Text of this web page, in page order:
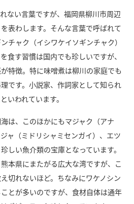
ない言葉ですが、福岡県柳川市周辺
表わします。そんな言葉で呼ばれて
チャク（イシワケイソギンチャク）
食す習慣は国内でも珍しいですが、
特徴。特に味噌煮は柳川の家庭でも
です。小説家、作詞家として知られ
いわれています。
は、このほかにもマジャク（アナ
ャ（ミドリシャミセンガイ）、エツ
しい魚介類の宝庫となっています。
本県にまたがる広大な湾ですが、こ
切れないほど。ちなみにワケノシン
とが多いのですが、食材自体は通年